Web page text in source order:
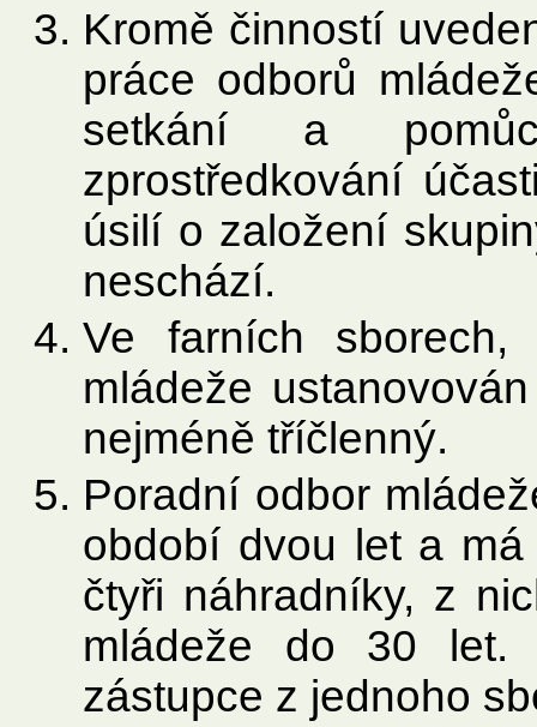
Kromě činností
práce odborů
setkání a
zprostředkování
úsilí o založení
neschází.
Ve farních
mládeže
nejméně tříčlenný.
Poradní odbor
období dvou let a
čtyři náhradníky, z
mládeže do 30 let.
zástupce z jednoho